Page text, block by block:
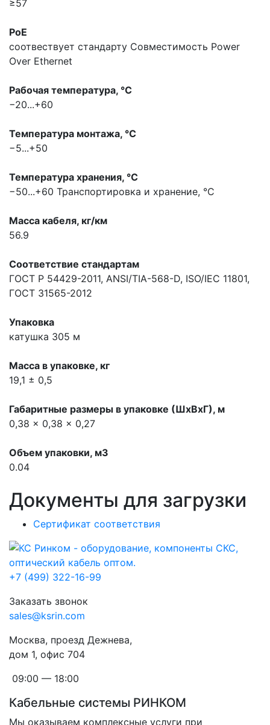
≥57
PoE
соотвествует стандарту Совместимость Power
Over Ethernet
Рабочая температура, °С
−20...+60
Температура монтажа, °С
−5...+50
Температура хранения, °С
−50...+60 Транспортировка и хранение, °С
Масса кабеля, кг/км
56.9
Соответствие стандартам
ГОСТ Р 54429-2011, ANSI/TIA-568-D, ISO/IEC 11801,
ГОСТ 31565-2012
Упаковка
катушка 305 м
Масса в упаковке, кг
19,1 ± 0,5
Габаритные размеры в упаковке (ШхВхГ), м
0,38 x 0,38 x 0,27
Объем упаковки, м3
0.04
Документы для загрузки
Сертификат соответствия
+7 (499) 322-16-99
Заказать звонок
sales@ksrin.com
Москва, проезд Дежнева,
дом 1, офис 704
09:00 — 18:00
Кабельные системы РИНКОМ
Мы оказываем комплексные услуги при